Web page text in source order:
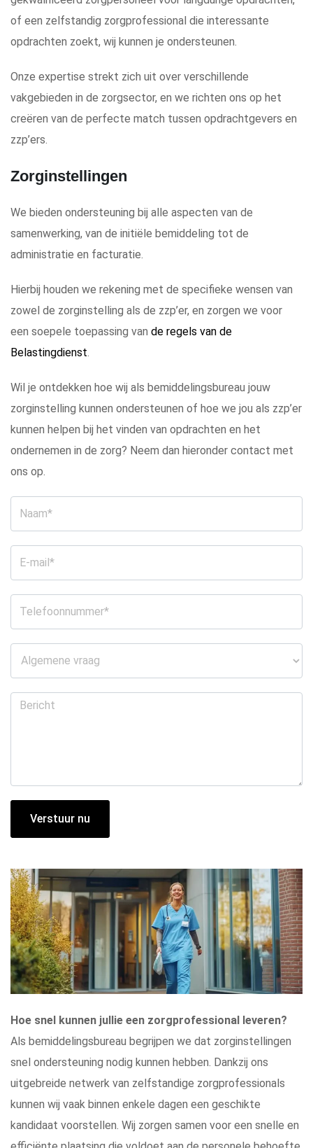
of een zelfstandig zorgprofessional die interessante
opdrachten zoekt, wij kunnen je ondersteunen.
Onze expertise strekt zich uit over verschillende
vakgebieden in de zorgsector, en we richten ons op het
creëren van de perfecte match tussen opdrachtgevers en
zzp’ers.
Zorginstellingen
We bieden ondersteuning bij alle aspecten van de
samenwerking, van de initiële bemiddeling tot de
administratie en facturatie.
Hierbij houden we rekening met de specifieke wensen van
zowel de zorginstelling als de zzp’er, en zorgen we voor
een soepele toepassing van de regels van de
Belastingdienst.
Wil je ontdekken hoe wij als bemiddelingsbureau jouw
zorginstelling kunnen ondersteunen of hoe we jou als zzp’er
kunnen helpen bij het vinden van opdrachten en het
ondernemen in de zorg? Neem dan hieronder contact met
ons op.
Verstuur nu
Hoe snel kunnen jullie een zorgprofessional leveren?
Als bemiddelingsbureau begrijpen we dat zorginstellingen
snel ondersteuning nodig kunnen hebben. Dankzij ons
uitgebreide netwerk van zelfstandige zorgprofessionals
kunnen wij vaak binnen enkele dagen een geschikte
kandidaat voorstellen. Wij zorgen samen voor een snelle en